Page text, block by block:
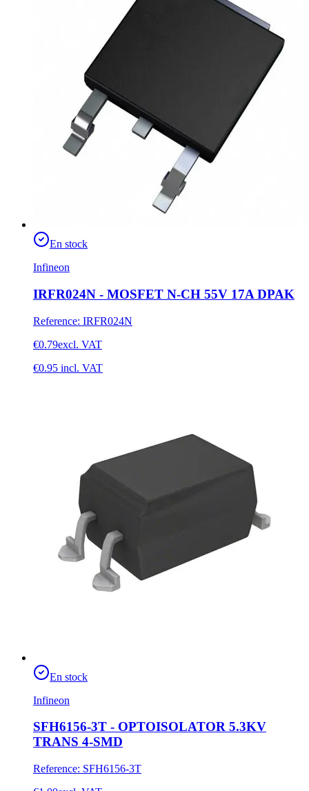
En stock
Infineon
IRFR024N - MOSFET N-CH 55V 17A DPAK
Reference: IRFR024N
€0.79excl. VAT
€0.95 incl. VAT
En stock
Infineon
SFH6156-3T - OPTOISOLATOR 5.3KV
TRANS 4-SMD
Reference: SFH6156-3T